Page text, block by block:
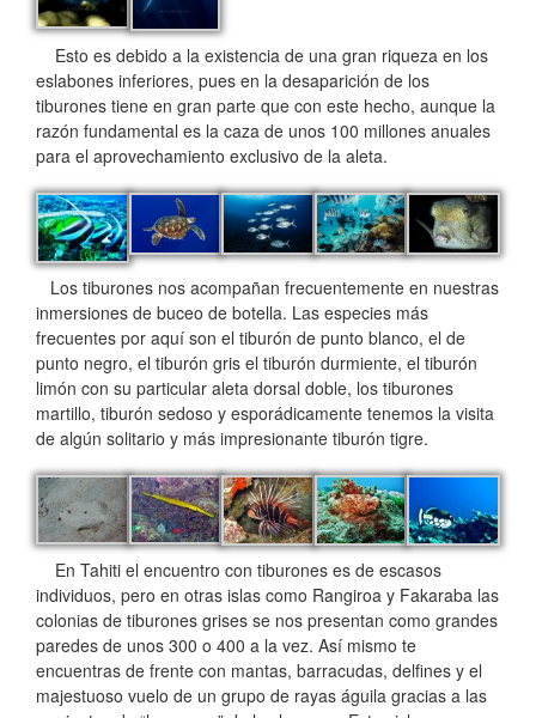
Esto es debido a la existencia de una gran riqueza en los
eslabones inferiores, pues en la desaparición de los
tiburones tiene en gran parte que con este hecho, aunque la
razón fundamental es la caza de unos 100 millones anuales
para el aprovechamiento exclusivo de la aleta.
Los tiburones nos acompañan frecuentemente en nuestras
inmersiones de buceo de botella. Las especies más
frecuentes por aquí son el tiburón de punto blanco, el de
punto negro, el tiburón gris el tiburón durmiente, el tiburón
limón con su particular aleta dorsal doble, los tiburones
martillo, tiburón sedoso y esporádicamente tenemos la visita
de algún solitario y más impresionante tiburón tigre.
En Tahiti el encuentro con tiburones es de escasos
individuos, pero en otras islas como Rangiroa y Fakaraba las
colonias de tiburones grises se nos presentan como grandes
paredes de unos 300 o 400 a la vez. Así mismo te
encuentras de frente con mantas, barracudas, delfines y el
majestuoso vuelo de un grupo de rayas águila gracias a las